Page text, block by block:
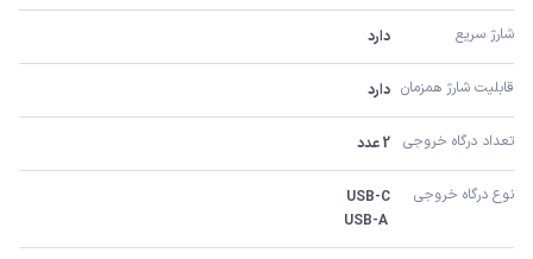
شارژ سریع دارد
قابلیت شارژ همزمان دارد
تعداد درگاه خروجی 2 عدد
نوع درگاه خروجی